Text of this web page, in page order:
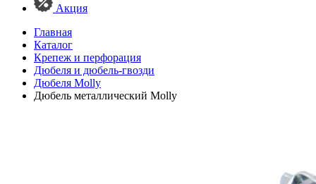
Акция
Главная
Каталог
Крепеж и перфорация
Дюбеля и дюбель-гвозди
Дюбеля Molly
Дюбель металлический Molly